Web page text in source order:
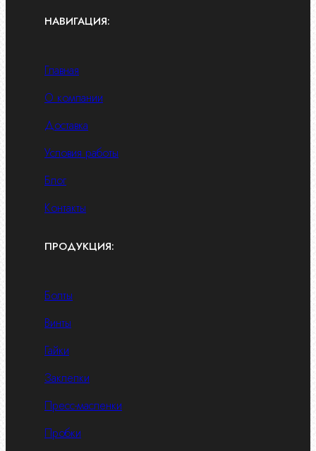
НАВИГАЦИЯ:
Главная
О компании
Доставка
Условия работы
Блог
Контакты
ПРОДУКЦИЯ:
Болты
Винты
Гайки
Заклепки
Пресс-масленки
Пробки